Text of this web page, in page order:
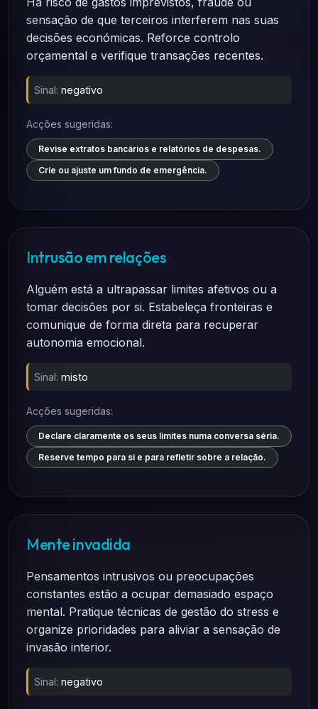
sensação de que terceiros interferem nas suas
decisões económicas. Reforce controlo
orçamental e verifique transações recentes.
Sinal: negativo
Acções sugeridas:
Revise extratos bancários e relatórios de despesas.
Crie ou ajuste um fundo de emergência.
Intrusão em relações
Alguém está a ultrapassar limites afetivos ou a
tomar decisões por si. Estabeleça fronteiras e
comunique de forma direta para recuperar
autonomia emocional.
Sinal: misto
Acções sugeridas:
Declare claramente os seus limites numa conversa séria.
Reserve tempo para si e para refletir sobre a relação.
Mente invadida
Pensamentos intrusivos ou preocupações
constantes estão a ocupar demasiado espaço
mental. Pratique técnicas de gestão do stress e
organize prioridades para aliviar a sensação de
invasão interior.
Sinal: negativo